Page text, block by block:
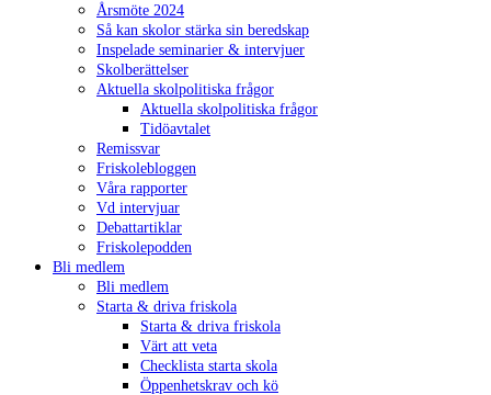
Årsmöte 2024
Så kan skolor stärka sin beredskap
Inspelade seminarier & intervjuer
Skolberättelser
Aktuella skolpolitiska frågor
Aktuella skolpolitiska frågor
Tidöavtalet
Remissvar
Friskolebloggen
Våra rapporter
Vd intervjuar
Debattartiklar
Friskolepodden
Bli medlem
Bli medlem
Starta & driva friskola
Starta & driva friskola
Värt att veta
Checklista starta skola
Öppenhetskrav och kö